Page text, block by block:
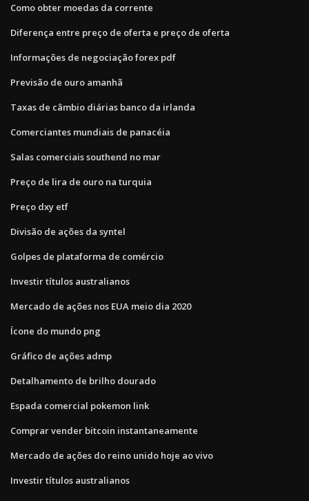
Como obter moedas da corrente
Diferença entre preço de oferta e preço de oferta
Informações de negociação forex pdf
Previsão de ouro amanhã
Taxas de câmbio diárias banco da irlanda
Comerciantes mundiais de panacéia
Salas comerciais southend no mar
Preço de lira de ouro na turquia
Preço dxy etf
Divisão de ações da syntel
Golpes de plataforma de comércio
Investir títulos australianos
Mercado de ações nos EUA meio dia 2020
Ícone do mundo png
Gráfico de ações admp
Detalhamento de brilho dourado
Espada comercial pokemon link
Comprar vender bitcoin instantaneamente
Mercado de ações do reino unido hoje ao vivo
Investir títulos australianos